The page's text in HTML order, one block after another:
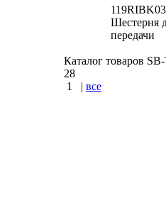
Шестерня
передачи
Каталог товаров
28
1
| все